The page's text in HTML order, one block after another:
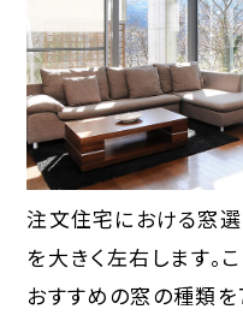
注文住宅における窓
を大きく左右します。
おすすめの窓の種類